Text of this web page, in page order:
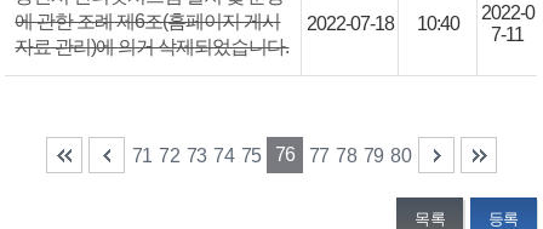
에 관한 조례 제6조(홈페이지 게시
자료 관리)에 의거 삭제되었습니다.
2022-07-18 10:40
2022-0
7-11
71 72 73 74 75 76 77 78 79 80
목록 등록